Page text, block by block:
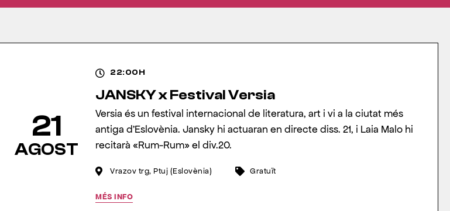
21
AGOST
22:00H
JANSKY x Festival Versia
Versia és un festival internacional de literatura, art i vi a la ciutat més
antiga d’Eslovènia. Jansky hi actuaran en directe diss. 21, i Laia Malo hi
recitarà «Rum-Rum» el div.20.
Vrazov trg, Ptuj (Eslovènia) Gratuït
MÉS INFO